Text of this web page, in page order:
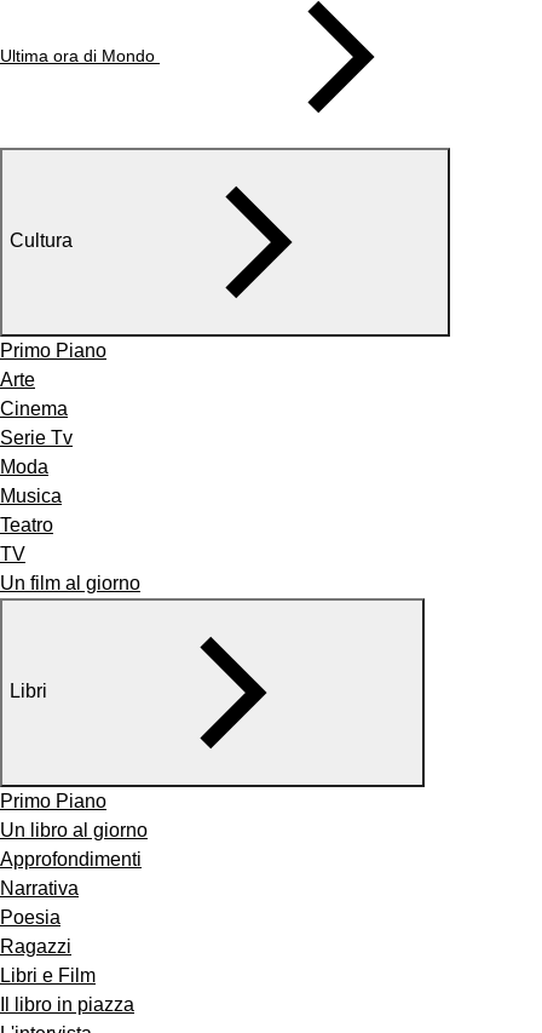
Ultima ora di Mondo
Cultura
Primo Piano
Arte
Cinema
Serie Tv
Moda
Musica
Teatro
TV
Un film al giorno
Libri
Primo Piano
Un libro al giorno
Approfondimenti
Narrativa
Poesia
Ragazzi
Libri e Film
Il libro in piazza